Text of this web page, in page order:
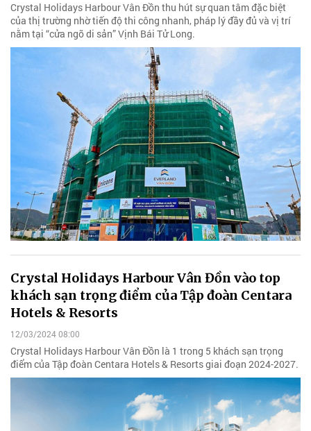
Crystal Holidays Harbour Vân Đồn thu hút sự quan tâm đặc biệt
của thị trường nhờ tiến độ thi công nhanh, pháp lý đầy đủ và vị trí
nằm tại “cửa ngõ di sản” Vịnh Bái Tử Long.
Crystal Holidays Harbour Vân Đồn vào top
khách sạn trọng điểm của Tập đoàn Centara
Hotels & Resorts
12/03/2024 08:00
Crystal Holidays Harbour Vân Đồn là 1 trong 5 khách sạn trọng
điểm của Tập đoàn Centara Hotels & Resorts giai đoạn 2024-2027.